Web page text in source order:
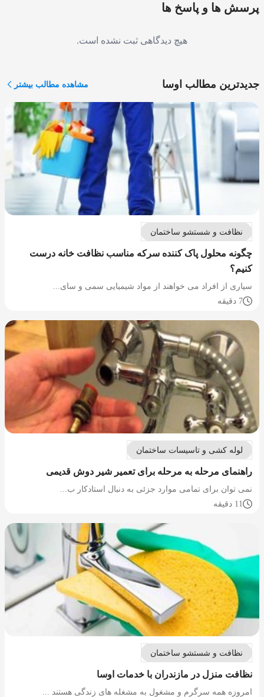
پرسش ها و پاسخ ها
هیچ دیدگاهی ثبت نشده است.
جدیدترین مطالب اوسا مشاهده مطالب بیشتر
نظافت و شستشو ساختمان
چگونه محلول پاک کننده سرکه مناسب نظافت خانه درست
کنیم؟
سیاری از افراد می خواهند از مواد شیمیایی سمی و سای...
7 دقیقه
لوله کشی و تاسیسات ساختمان
راهنمای مرحله به مرحله برای تعمیر شیر دوش قدیمی
نمی توان برای تمامی موارد جزئی به دنبال استادکار ب...
11 دقیقه
نظافت و شستشو ساختمان
نظافت منزل در مازندران با خدمات اوسا
امروزه همه سرگرم و مشغول به مشغله های زندگی هستند ...